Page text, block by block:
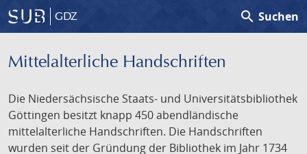
GDZ search Suchen
Mittelalterliche Handschriften
Die Niedersächsische Staats- und Universitätsbibliothek
Göttingen besitzt knapp 450 abendländische
mittelalterliche Handschriften. Die Handschriften
wurden seit der Gründung der Bibliothek im Jahr 1734